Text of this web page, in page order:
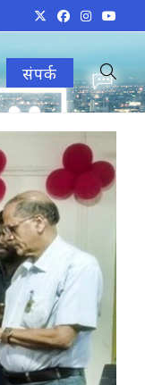
संपर्क Toggle